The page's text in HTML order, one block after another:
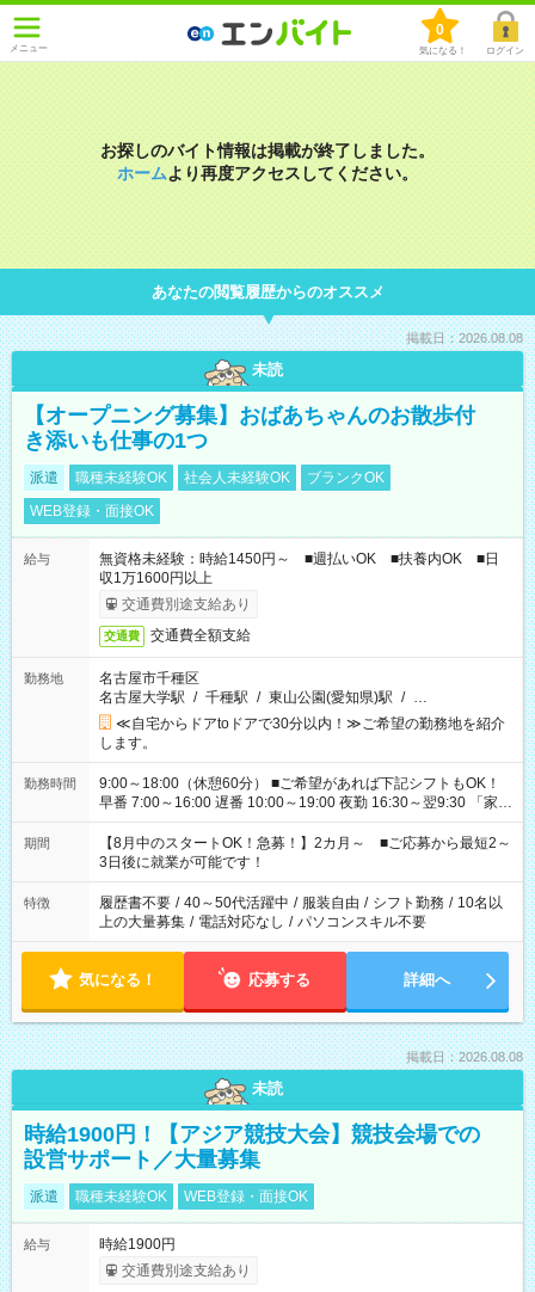
メニュー
0
気になる！ ログイン
お探しのバイト情報は掲載が終了しました。
ホームより再度アクセスしてください。
あなたの閲覧履歴からのオススメ
掲載日：2026.08.08
未読
【オープニング募集】おばあちゃんのお散歩付
き添いも仕事の1つ
派遣 職種未経験OK 社会人未経験OK
ブランクOK
WEB登録・面接OK
給与
無資格未経験：時給1450円～ ■週払いOK ■扶養内OK ■日
収1万1600円以上
交通費別途支給あり
交通費 交通費全額支給
勤務地
名古屋市千種区
名古屋大学駅 / 千種駅 / 東山公園(愛知県)駅 / …
≪自宅からドアtoドアで30分以内！≫ご希望の勤務地を紹介
します。
勤務時間
9:00～18:00（休憩60分） ■ご希望があれば下記シフトもOK！
早番 7:00～16:00 遅番 10:00～19:00 夜勤 16:30～翌9:30 「家族
と休みを合わせたい」 「余裕を持って夕飯の準備がしたい」
「できれば残業はしたくない」 など、ご希望を教えてください
ね。 ※Wワーク希望の方へ 今ご覧のお仕事で希望する勤務時間
と、もう1つのお仕事の勤務時間。 合計で週40時間を超える場
合は応募できません。
期間
【8月中のスタートOK！急募！】2カ月～ ■ご応募から最短2～
3日後に就業が可能です！
特徴 履歴書不要 / 40～50代活躍中 / 服装自由 / シフト勤務 / 10名以
上の大量募集 / 電話対応なし / パソコンスキル不要
気になる！ 応募する 詳細へ
掲載日：2026.08.08
未読
時給1900円！【アジア競技大会】競技会場での
設営サポート／大量募集
派遣 職種未経験OK WEB登録・面接OK
給与
時給1900円
交通費別途支給あり